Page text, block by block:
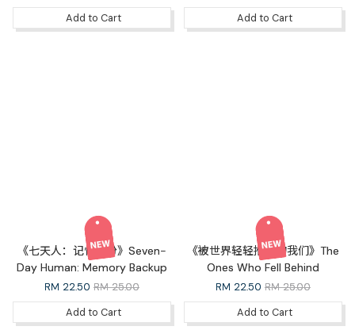
Add to Cart
Add to Cart
《七天人：记忆备份》Seven-
Day Human: Memory Backup
RM 22.50 RM 25.00
Add to Cart
《被世界轻轻推开的我们》The
Ones Who Fell Behind
RM 22.50 RM 25.00
Add to Cart